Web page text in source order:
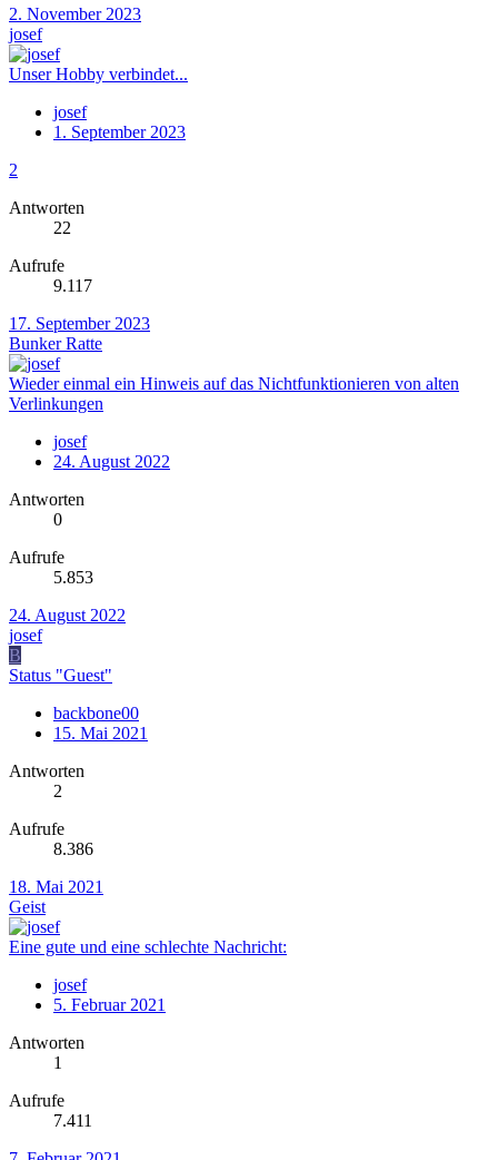
2. November 2023
josef
Unser Hobby verbindet...
josef
1. September 2023
2
Antworten
22
Aufrufe
9.117
17. September 2023
Bunker Ratte
Wieder einmal ein Hinweis auf das Nichtfunktionieren von alten
Verlinkungen
josef
24. August 2022
Antworten
0
Aufrufe
5.853
24. August 2022
josef
B
Status "Guest"
backbone00
15. Mai 2021
Antworten
2
Aufrufe
8.386
18. Mai 2021
Geist
Eine gute und eine schlechte Nachricht:
josef
5. Februar 2021
Antworten
1
Aufrufe
7.411